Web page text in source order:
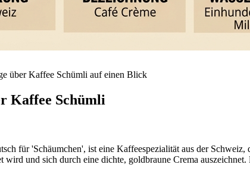
über Kaffee Schümli auf einen Blick
Kaffee Schümli
für 'Schäumchen', ist eine Kaffeespezialität aus der
wird und sich durch eine dichte, goldbraune Crema